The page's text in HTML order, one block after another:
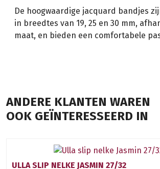
De hoogwaardige jacquard bandjes
in breedtes van 19, 25 en 30 mm,
maat, en bieden een comfortabele
ANDERE KLANTEN WAREN
OOK GEÏNTERESSEERD IN
ULLA SLIP NELKE JASMIN 27/32